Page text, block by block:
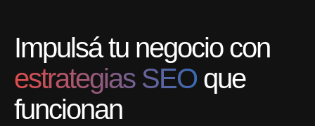
Impulsá tu negocio con
estrategias SEO que
funcionan